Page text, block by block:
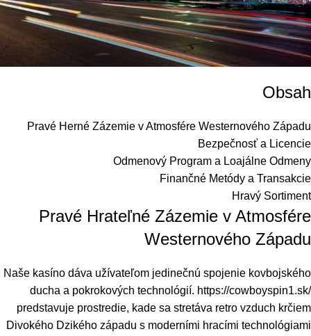
Obsah
Pravé Herné Zázemie v Atmosfére Westernového Západu
Bezpečnosť a Licencie
Odmenový Program a Loajálne Odmeny
Finančné Metódy a Transakcie
Hravý Sortiment
Pravé Hrateľné Zázemie v Atmosfére
Westernového Západu
Naše kasíno dáva užívateľom jedinečnú spojenie kovbojského
ducha a pokrokových technológií. https://cowboyspin1.sk/
predstavuje prostredie, kade sa stretáva retro vzduch krčiem
Divokého Dzikého západu s moderními hracími technológiami